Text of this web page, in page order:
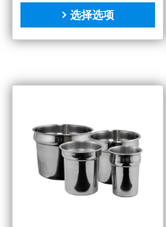
选择选项